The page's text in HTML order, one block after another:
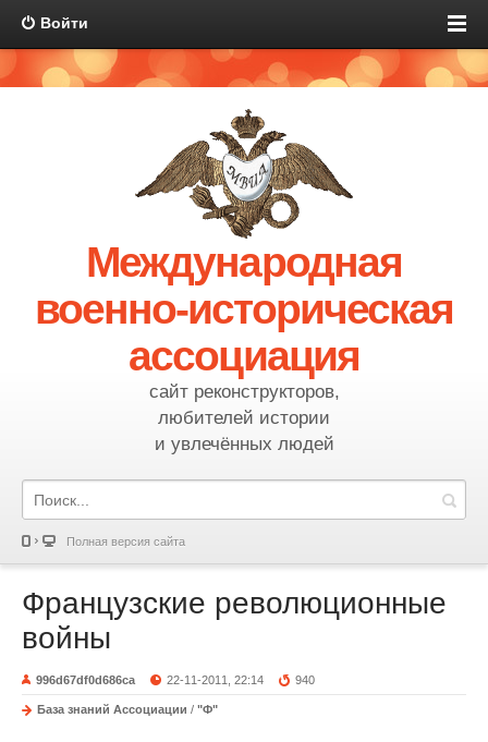
Войти
Международная
военно-историческая
ассоциация
сайт реконструкторов,
любителей истории
и увлечённых людей
Полная версия сайта
Французские революционные
войны
996d67df0d686ca 22-11-2011, 22:14 940
База знаний Ассоциации / "Ф"